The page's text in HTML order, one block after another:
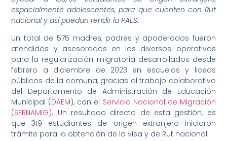
espacialmente adolescentes, para que cuenten con Rut
nacional y así puedan rendir la PAES.
Un total de 575 madres, padres y apoderados fueron
atendidos y asesorados en los diversos operativos
para la regularización migratoria desarrollados desde
febrero a diciembre de 2023 en escuelas y liceos
públicos de la comuna, gracias al trabajo colaborativo
del Departamento de Administración de Educación
Municipal (DAEM), con el Servicio Nacional de Migración
(SERNAMIG). Un resultado directo de esta gestión, es
que 319 estudiantes de origen extranjero iniciaron
trámite para la obtención de la visa y de Rut nacional.